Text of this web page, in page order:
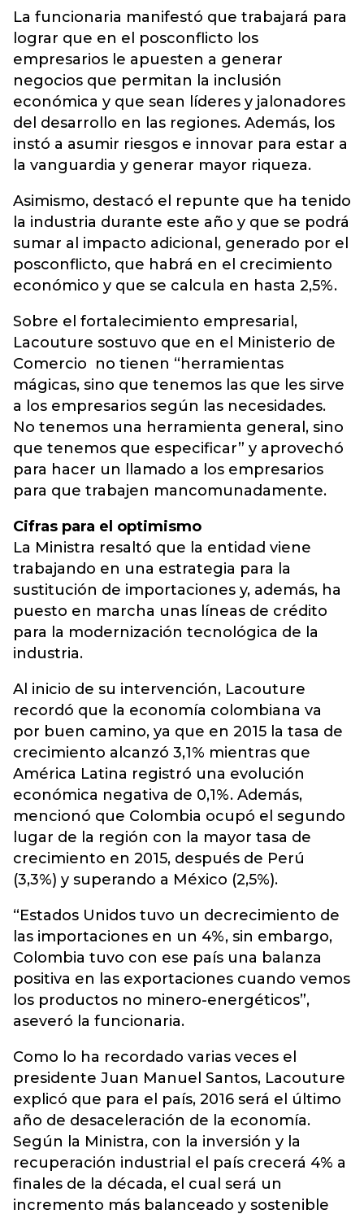
La funcionaria manifestó que trabajará para
lograr que en el posconflicto los
empresarios le apuesten a generar
negocios que permitan la inclusión
económica y que sean líderes y jalonadores
del desarrollo en las regiones. Además, los
instó a asumir riesgos e innovar para estar a
la vanguardia y generar mayor riqueza.
Asimismo, destacó el repunte que ha tenido
la industria durante este año y que se podrá
sumar al impacto adicional, generado por el
posconflicto, que habrá en el crecimiento
económico y que se calcula en hasta 2,5%.
Sobre el fortalecimiento empresarial,
Lacouture sostuvo que en el Ministerio de
Comercio no tienen “herramientas
mágicas, sino que tenemos las que les sirve
a los empresarios según las necesidades.
No tenemos una herramienta general, sino
que tenemos que especificar” y aprovechó
para hacer un llamado a los empresarios
para que trabajen mancomunadamente.
Cifras para el optimismo
La Ministra resaltó que la entidad viene
trabajando en una estrategia para la
sustitución de importaciones y, además, ha
puesto en marcha unas líneas de crédito
para la modernización tecnológica de la
industria.
Al inicio de su intervención, Lacouture
recordó que la economía colombiana va
por buen camino, ya que en 2015 la tasa de
crecimiento alcanzó 3,1% mientras que
América Latina registró una evolución
económica negativa de 0,1%. Además,
mencionó que Colombia ocupó el segundo
lugar de la región con la mayor tasa de
crecimiento en 2015, después de Perú
(3,3%) y superando a México (2,5%).
“Estados Unidos tuvo un decrecimiento de
las importaciones en un 4%, sin embargo,
Colombia tuvo con ese país una balanza
positiva en las exportaciones cuando vemos
los productos no minero-energéticos”,
aseveró la funcionaria.
Como lo ha recordado varias veces el
presidente Juan Manuel Santos, Lacouture
explicó que para el país, 2016 será el último
año de desaceleración de la economía.
Según la Ministra, con la inversión y la
recuperación industrial el país crecerá 4% a
finales de la década, el cual será un
incremento más balanceado y sostenible